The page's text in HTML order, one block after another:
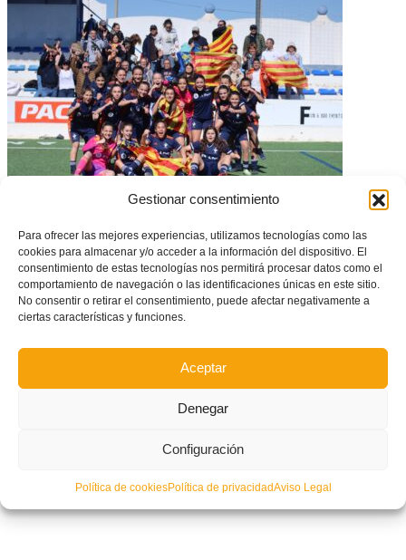
Gestionar consentimiento
Para ofrecer las mejores experiencias, utilizamos tecnologías como las
cookies para almacenar y/o acceder a la información del dispositivo. El
consentimiento de estas tecnologías nos permitirá procesar datos como el
comportamiento de navegación o las identificaciones únicas en este sitio.
No consentir o retirar el consentimiento, puede afectar negativamente a
ciertas características y funciones.
Aceptar
Denegar
Configuración
Política de cookiesPolítica de privacidadAviso Legal
de España
– Catalunya Selecció Valenciana Valenta sub15 (1-1)